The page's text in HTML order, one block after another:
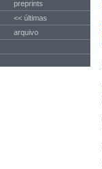
preprints
<< últimas
arquivo